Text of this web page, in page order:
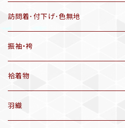
半幅帯
有松絞り浴衣(6～9月頃)
リサイクル着物
リサイクル帯
アンティーク帯
アンティーク仕立てかえ帯
名古屋帯
訪問着･付下げ･色無地
振袖・袴
袷着物
アンティーク着物
羽織